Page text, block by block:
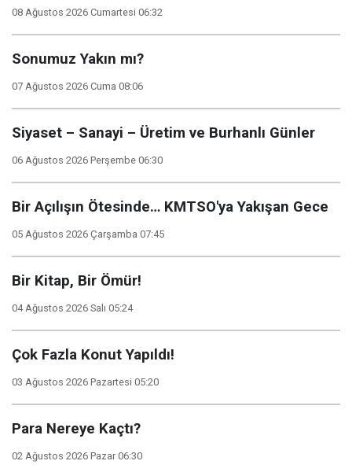
08 Ağustos 2026 Cumartesi 06:32
Sonumuz Yakın mı?
07 Ağustos 2026 Cuma 08:06
Siyaset – Sanayi – Üretim ve Burhanlı Günler
06 Ağustos 2026 Perşembe 06:30
Bir Açılışın Ötesinde… KMTSO'ya Yakışan Gece
05 Ağustos 2026 Çarşamba 07:45
Bir Kitap, Bir Ömür!
04 Ağustos 2026 Salı 05:24
Çok Fazla Konut Yapıldı!
03 Ağustos 2026 Pazartesi 05:20
Para Nereye Kaçtı?
02 Ağustos 2026 Pazar 06:30